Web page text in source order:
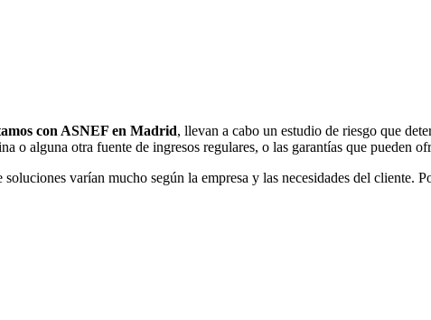
con ASNEF en Madrid, llevan a cabo un estudio de riesgo que
o alguna otra fuente de ingresos regulares, o las garantías que pueden
varían mucho según la empresa y las necesidades del